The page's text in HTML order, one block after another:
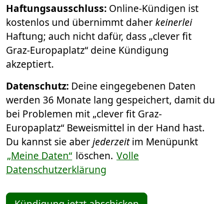
Haftungsausschluss: Online-Kündigen ist
kostenlos und übernimmt daherkeinerlei
Haftung; auch nicht dafür, dass „clever fit
Graz-Europaplatz“ deine Kündigung
akzeptiert.
Datenschutz: Deine eingegebenen Daten
werden 36 Monate lang gespeichert, damit du
bei Problemen mit „clever fit Graz-
Europaplatz“ Beweismittel in der Hand hast.
Du kannst sie aberjederzeitim Menüpunkt
„Meine Daten“ löschen. Volle
Datenschutzerklärung